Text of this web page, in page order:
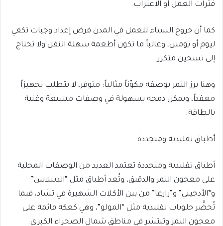
فترات العمل أو الاغتراب.
كما أن خروج النساء للعمل في المدن فرض إعداد وجبات تكفي
ليوم أو يومين، وغالباً ما تكون أطعمة سهلة النقل ولا تحتاج
إلى تسخين متكرر.
وهنا برز التمر بوصفه مكوّناً مثالياً: متوفر، لا يتطلب تجهيزاً
معقداً، ويمكن دمجه بسهولة في وصفات مشبعة وغنية
بالطاقة.
أطباق تقليدية ومتجددة
أطباق تقليدية ومتجددة تعتمد العديد من الوصفات المحلية
على معجون التمر والدقيق، وتُعد أطباق مثل “الديبلاس”
و”الأدجيني” و”زارغا” من بين الأكلات الشهيرة في تشاد، فيما
تُحضَّر حلويات تقليدية مثل “المولو”، وهي كعكة قائمة على
معجون التمر وتنتشر في مناطق شمال الصحراء الكبرى.